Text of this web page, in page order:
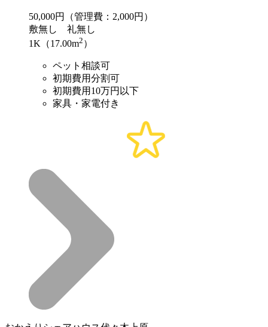
50,000円（管理費：2,000円）
敷無し 礼無し
1K（17.00m2 ）
ペット相談可
初期費用分割可
初期費用10万円以下
家具・家電付き